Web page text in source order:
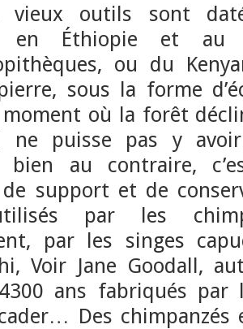
vieux outils sont
en Éthiopie et au
ou du
sous la forme
où la forêt
ne puisse pas y
bien au contraire,
support et de
par les
par les singes
Voir Jane Goodall,
ans fabriqués par
Des chimpanzés